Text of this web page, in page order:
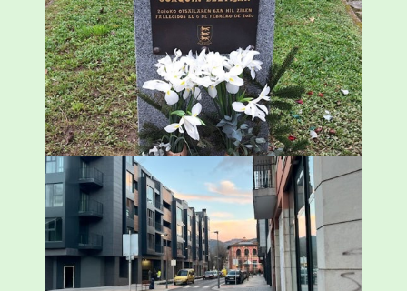
«Azkenengo 40 urteetan Zaldibar jo zuen
ingurumen-hondamendirik larriena»
ESKUALDEA,ZALDIBAR/2024-02-06